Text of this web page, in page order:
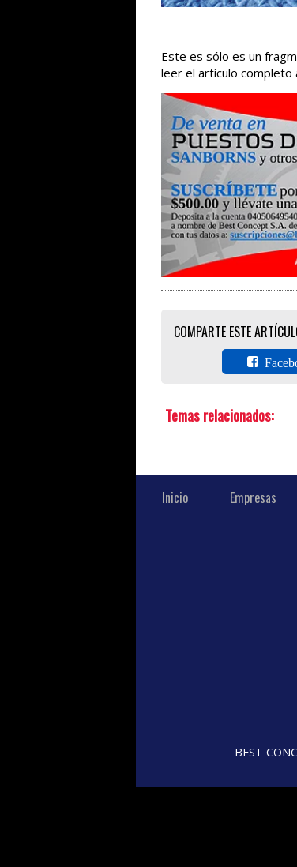
Este es sólo es un
leer el artículo completo
COMPARTE ESTE
Temas relacionados:
Inicio Empresas
BEST